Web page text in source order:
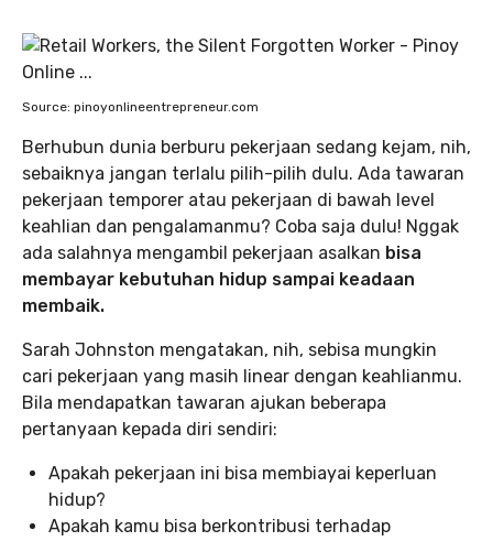
Source: pinoyonlineentrepreneur.com
Berhubun dunia berburu pekerjaan sedang kejam, nih,
sebaiknya jangan terlalu pilih-pilih dulu. Ada tawaran
pekerjaan temporer atau pekerjaan di bawah level
keahlian dan pengalamanmu? Coba saja dulu! Nggak
ada salahnya mengambil pekerjaan asalkan bisa
membayar kebutuhan hidup sampai keadaan
membaik.
Sarah Johnston mengatakan, nih, sebisa mungkin
cari pekerjaan yang masih linear dengan keahlianmu.
Bila mendapatkan tawaran ajukan beberapa
pertanyaan kepada diri sendiri:
Apakah pekerjaan ini bisa membiayai keperluan
hidup?
Apakah kamu bisa berkontribusi terhadap